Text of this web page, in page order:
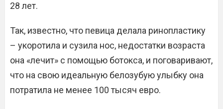
28 лет.
Так, известно, что певица делала ринопластику
– укоротила и сузила нос, недостатки возраста
она «лечит» с помощью ботокса, и поговаривают,
что на свою идеальную белозубую улыбку она
потратила не менее 100 тысяч евро.